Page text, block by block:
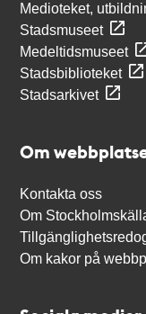
Medioteket,
Stadsmuseet
Medeltidsmuseet
Stadsbiblioteket
Stadsarkivet
Om
Kontakta oss
Om
Om kakor på